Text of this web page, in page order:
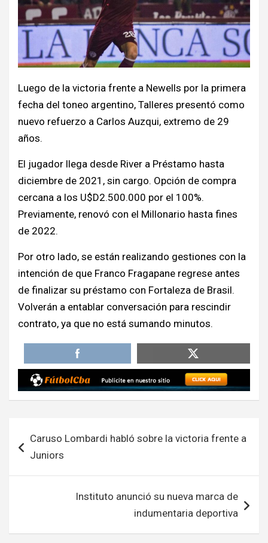
Luego de la victoria frente a Newells por la primera
fecha del toneo argentino, Talleres presentó como
nuevo refuerzo a Carlos Auzqui, extremo de 29
años.
El jugador llega desde River a Préstamo hasta
diciembre de 2021, sin cargo. Opción de compra
cercana a los U$D2.500.000 por el 100%.
Previamente, renovó con el Millonario hasta fines
de 2022.
Por otro lado, se están realizando gestiones con la
intención de que Franco Fragapane regrese antes
de finalizar su préstamo con Fortaleza de Brasil.
Volverán a entablar conversación para rescindir
contrato, ya que no está sumando minutos.
de Caruso Lombardi habló sobre la victoria frente a
Juniors
Instituto anunció su nueva marca de
indumentaria deportiva